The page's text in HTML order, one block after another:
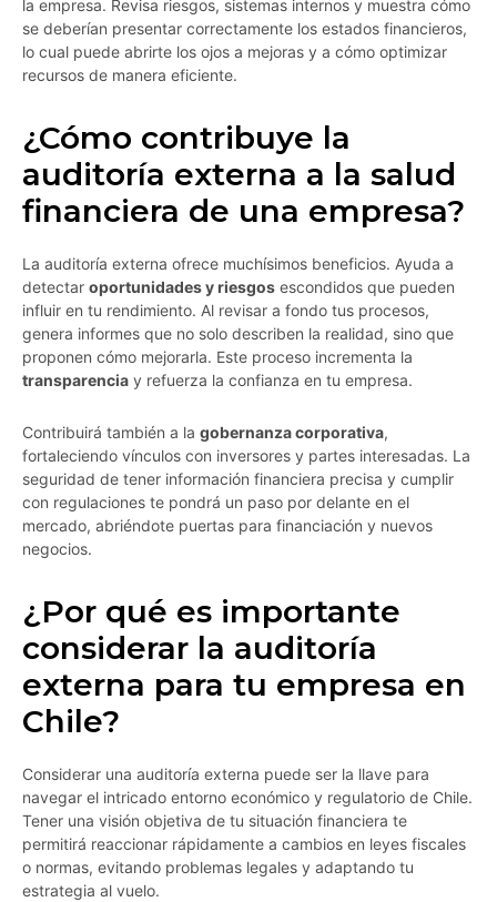
la empresa. Revisa riesgos, sistemas internos y muestra cómo
se deberían presentar correctamente los estados financieros,
lo cual puede abrirte los ojos a mejoras y a cómo optimizar
recursos de manera eficiente.
¿Cómo contribuye la
auditoría externa a la salud
financiera de una empresa?
La auditoría externa ofrece muchísimos beneficios. Ayuda a
detectar oportunidades y riesgos escondidos que pueden
influir en tu rendimiento. Al revisar a fondo tus procesos,
genera informes que no solo describen la realidad, sino que
proponen cómo mejorarla. Este proceso incrementa la
transparencia y refuerza la confianza en tu empresa.
Contribuirá también a la gobernanza corporativa,
fortaleciendo vínculos con inversores y partes interesadas. La
seguridad de tener información financiera precisa y cumplir
con regulaciones te pondrá un paso por delante en el
mercado, abriéndote puertas para financiación y nuevos
negocios.
¿Por qué es importante
considerar la auditoría
externa para tu empresa en
Chile?
Considerar una auditoría externa puede ser la llave para
navegar el intricado entorno económico y regulatorio de Chile.
Tener una visión objetiva de tu situación financiera te
permitirá reaccionar rápidamente a cambios en leyes fiscales
o normas, evitando problemas legales y adaptando tu
estrategia al vuelo.